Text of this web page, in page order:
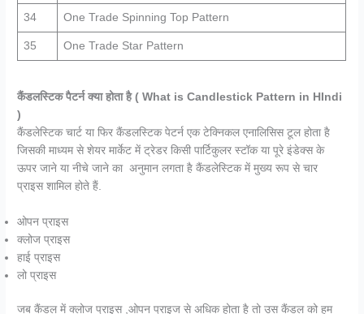
34 One Trade Spinning Top Pattern
35 One Trade Star Pattern
कैंडलस्टिक पैटर्न क्या होता है ( What is Candlestick Pattern in HIndi
)
कैंडलेस्टिक चार्ट या फिर कैंडलस्टिक पेटर्न एक टेक्निकल एनालिसिस टूल होता है
जिसकी माध्यम से शेयर मार्केट में ट्रेडर किसी पार्टिकुलर स्टॉक या पूरे इंडेक्स के
ऊपर जाने या नीचे जाने का अनुमान लगता है कैंडलेस्टिक में मुख्य रूप से चार
प्राइस शामिल होते हैं.
ओपन प्राइस
क्लोज प्राइस
हाई प्राइस
लो प्राइस
जब कैंडल में क्लोज प्राइस ,ओपन प्राइज से अधिक होता है तो उस कैंडल को हम